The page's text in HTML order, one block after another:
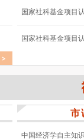
国家社科基金项目
国家社科基金项目
市
中国经济学自主知